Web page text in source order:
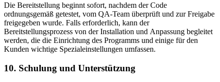
Die Bereitstellung beginnt sofort, nachdem der Code
ordnungsgemäß getestet, vom QA-Team überprüft und zur Freigabe
freigegeben wurde. Falls erforderlich, kann der
Bereitstellungsprozess von der Installation und Anpassung begleitet
werden, die die Einrichtung des Programms und einige für den
Kunden wichtige Spezialeinstellungen umfassen.
10. Schulung und Unterstützung